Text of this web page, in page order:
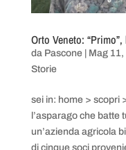
Orto Veneto:
da Pascone| Mag 11,
Storie
sei in: home > scopri
l’asparago che batte
un’azienda agricola
di cinque soci